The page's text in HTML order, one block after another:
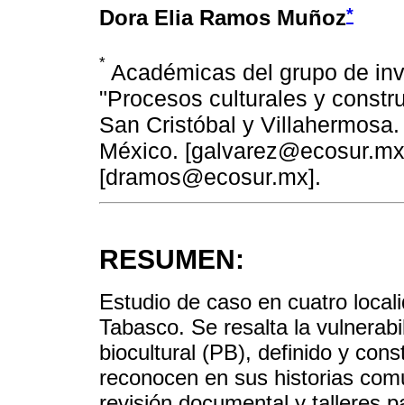
Dora Elia Ramos Muñoz*
* Académicas del grupo de
"Procesos culturales y
San Cristóbal y
México.
[dramos@ecosur.mx].
RESUMEN:
Estudio de caso en cuatro
Tabasco. Se resalta la
biocultural (PB), definido y
reconocen en sus historias